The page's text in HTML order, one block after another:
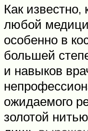
Как известно,
любой
особенно в
большей
и навыков
ожидаемого
золотой